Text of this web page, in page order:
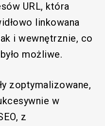
URL, która
linkowana
i wewnętrznie, co
możliwe.
zoptymalizowane,
w
z